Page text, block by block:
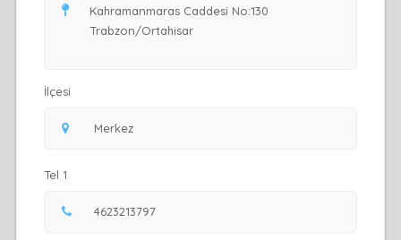
İlçesi
Tel 1